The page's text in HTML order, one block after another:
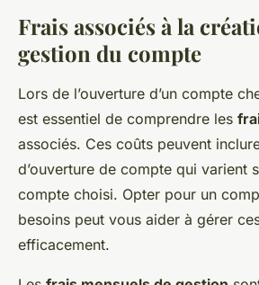
Frais associés à la
gestion du compte
Lors de l’ouverture d’un compte
est essentiel de comprendre les
associés. Ces coûts peuvent
d’ouverture de compte qui varient
compte choisi. Opter pour un
besoins peut vous aider à gérer
efficacement.